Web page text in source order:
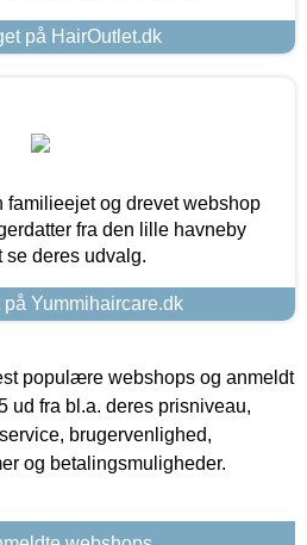
på HairOutlet.dk
familieejet og drevet webshop
fra den lille havneby
se deres udvalg.
Yummihaircare.dk
populære webshops og anmeldt
ud fra bl.a. deres prisniveau,
brugervenlighed,
og betalingsmuligheder.